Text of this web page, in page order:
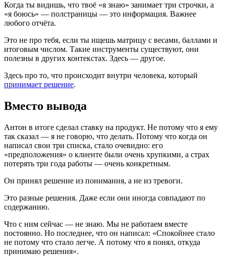
Когда ты видишь, что твоё «я знаю» занимает три строчки, а
«я боюсь» — полстраницы — это информация. Важнее
любого отчёта.
Это не про тебя, если ты ищешь матрицу с весами, баллами и
итоговым числом. Такие инструменты существуют, они
полезны в других контекстах. Здесь — другое.
Здесь про то, что происходит внутри человека, который
принимает решение.
Вместо вывода
Антон в итоге сделал ставку на продукт. Не потому что я ему
так сказал — я не говорю, что делать. Потому что когда он
написал свои три списка, стало очевидно: его
«предположения» о клиенте были очень хрупкими, а страх
потерять три года работы — очень конкретным.
Он принял решение из понимания, а не из тревоги.
Это разные решения. Даже если они иногда совпадают по
содержанию.
Что с ним сейчас — не знаю. Мы не работаем вместе
постоянно. Но последнее, что он написал: «Спокойнее стало
не потому что стало легче. А потому что я понял, откуда
принимаю решения».